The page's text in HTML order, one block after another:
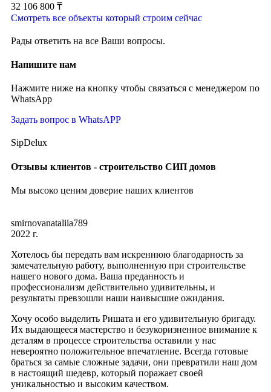
32 106 800 ₸
Смотреть все объекты который строим сейчас
Рады ответить на все Ваши вопросы.
Напишите нам
Нажмите ниже на кнопку чтобы связаться с менеджером по
WhatsApp
Задать вопрос в WhatsAPP
SipDelux
Отзывы клиентов - строительство СИП домов
Мы высоко ценим доверие наших клиентов
smirnovanataliia789
2022 г.
Хотелось бы передать вам искреннюю благодарность за
замечательную работу, выполненную при строительстве
нашего нового дома. Ваша преданность и
профессионализм действительно удивительны, и
результаты превзошли наши наивысшие ожидания.
Хочу особо выделить Ришата и его удивительную бригаду.
Их выдающееся мастерство и безукоризненное внимание к
деталям в процессе строительства оставили у нас
невероятно положительное впечатление. Всегда готовые
браться за самые сложные задачи, они превратили наш дом
в настоящий шедевр, который поражает своей
уникальностью и высоким качеством.